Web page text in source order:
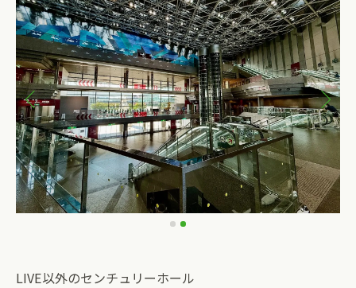
LIVE以外のセンチュリーホール